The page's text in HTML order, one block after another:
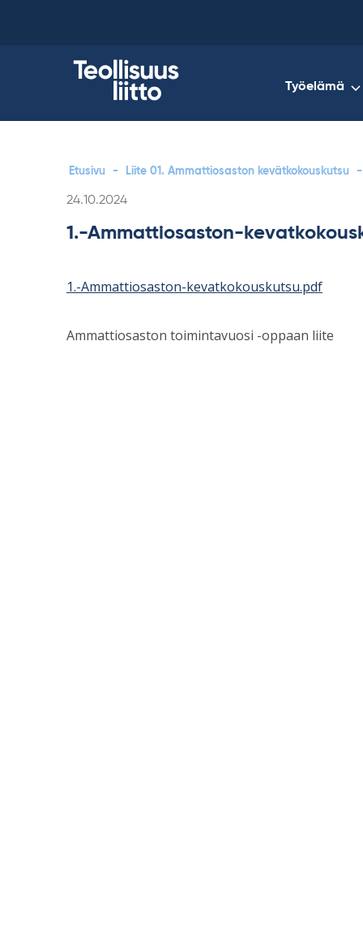
Työelämä
Etusivu - Liite 01. Ammattiosaston kevätkokouskutsu -
Kirjoitettu
24.10.2024
1.-Ammattiosaston-
1.-Ammattiosaston-kevatkokouskutsu.pdf
Ammattiosaston toimintavuosi -oppaan liite